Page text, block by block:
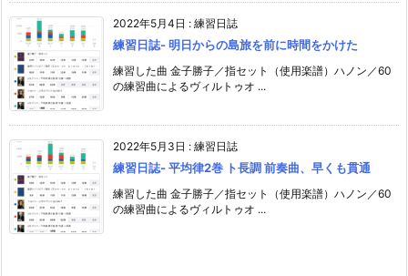
2022年5月4日 : 練習日誌
練習日誌- 明日からの島旅を前に時間をかけた
練習した曲 金子勝子／指セット（使用楽譜）ハノン／60
の練習曲によるヴィルトゥオ ...
2022年5月3日 : 練習日誌
練習日誌- 平均律2巻 ト長調 前奏曲、早くも貫通
練習した曲 金子勝子／指セット（使用楽譜）ハノン／60
の練習曲によるヴィルトゥオ ...